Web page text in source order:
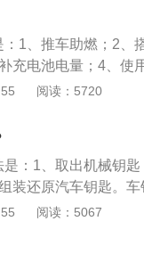
系统总线等，全
统2.0，功能也全新
源组成的矩阵式
格，整车线条充满
1、推车助燃；2、
充电池电量；4、使
机系统、点火系统和
压稳定器的作用，能
阅读：5720
：1、取出机械钥
装还原汽车钥匙。
叠或者隐藏起来。
阅读：5067